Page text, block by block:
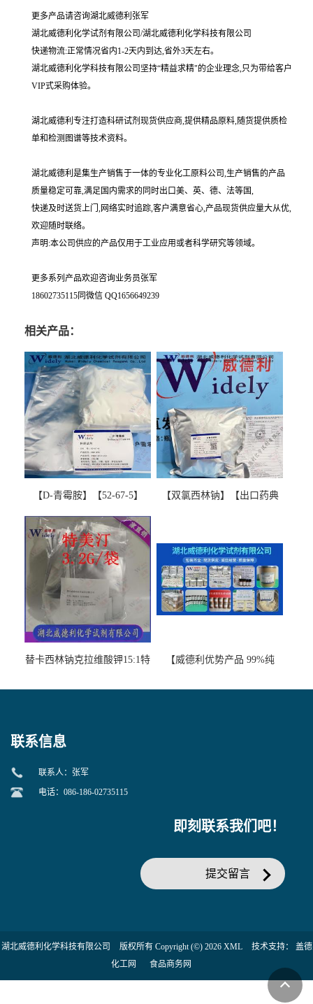
更多产品请咨询湖北威德利张军
湖北威德利化学试剂有限公司/湖北威德利化学科技有限公司
快递物流:正常情况省内1-2天内到达,省外3天左右。
湖北威德利化学科技有限公司坚持“精益求精"的企业理念,只为带给客户
VIP式采购体验。
湖北威德利专注打造科研试剂现货供应商,提供精品原料,随货提供质检
单和检测图谱等技术资料。
湖北威德利是集生产销售于一体的专业化工原料公司,生产销售的产品
质量稳定可靠,满足国内需求的同时出口美、英、德、法等国,
快递及时送货上门,网络实时追踪,客户满意省心,产品现货供应量大从优,
欢迎随时联络。
声明:本公司供应的产品仅用于工业应用或者科学研究等领域。
更多系列产品欢迎咨询业务员张军
18602735115同微信 QQ1656649239
相关产品：
【D-青霉胺】【52-67-5】
图谱检测方法现货供应咨询
张军52-67-5
【双氯西林钠】【出口药典
替卡西林钠克拉维酸钾15:1特
【威德利优势产品 99%纯
联系信息
联系人：张军
电话：086-186-02735115
即刻联系我们吧！
提交留言
湖北威德利化学科技有限公司 版权所有 Copyright (©) 2026 XML 技术支持： 盖德
化工网
食品商务网